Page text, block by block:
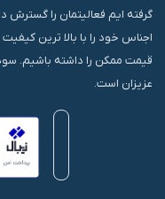
گرفته ایم فعالیتمان را
اجناس خود را با بالا ترین
قیمت ممکن را داشته باشیم.
عزیزان است.